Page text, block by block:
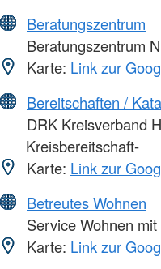
Beratungszentrum
Beratungszentrum
Karte: Link zur
Bereitschaften /
DRK Kreisverband
Kreisbereitschaft-
Karte: Link zur
Betreutes Wohnen
Service Wohnen
Karte: Link zur